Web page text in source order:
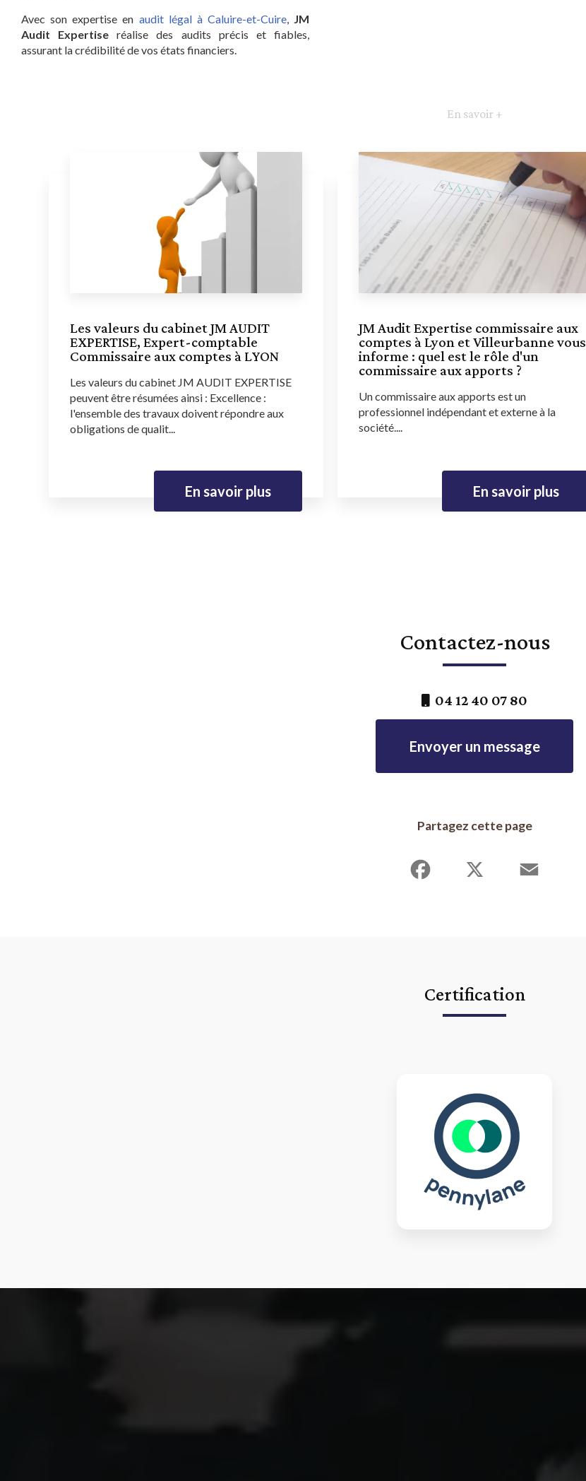
Avec son expertise en audit légal à Caluire-et-Cuire, JM
Audit Expertise réalise des audits précis et fiables,
assurant la crédibilité de vos états financiers.
En savoir +
Les valeurs du cabinet JM AUDIT
EXPERTISE, Expert-comptable
Commissaire aux comptes à LYON
Les valeurs du cabinet JM AUDIT EXPERTISE
peuvent être résumées ainsi : Excellence :
l'ensemble des travaux doivent répondre aux
obligations de qualit...
En savoir plus
JM Audit Expertise commissaire aux
comptes à Lyon et Villeurbanne vous
informe : quel est le rôle d'un
commissaire aux apports ?
Un commissaire aux apports est un
professionnel indépendant et externe à la
société....
En savoir plus
Contactez-nous
04 12 40 07 80
Envoyer un message
Partagez cette page
Certification